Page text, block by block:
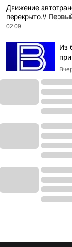
Движение
перекрыто.//
02:09
Из